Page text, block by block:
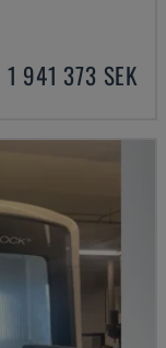
1 941 373 SEK